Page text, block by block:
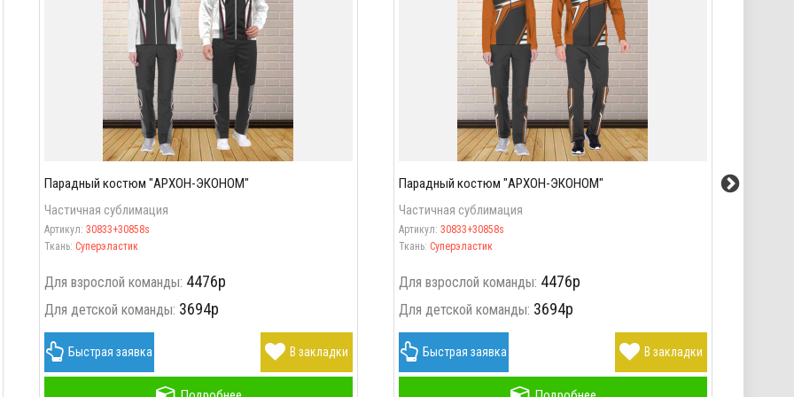
Парадный костюм "АРХОН-ЭКОНОМ"
Частичная сублимация
Артикул: 30833+30858s
Ткань: Суперэластик
Для взрослой команды: 4476р
Для детской команды: 3694р
Быстрая заявка В закладки
Парадный костюм "АРХОН-ЭКОНОМ"
Частичная сублимация
Артикул: 30833+30858s
Ткань: Суперэластик
Для взрослой команды: 4476р
Для детской команды: 3694р
Быстрая заявка В закладки